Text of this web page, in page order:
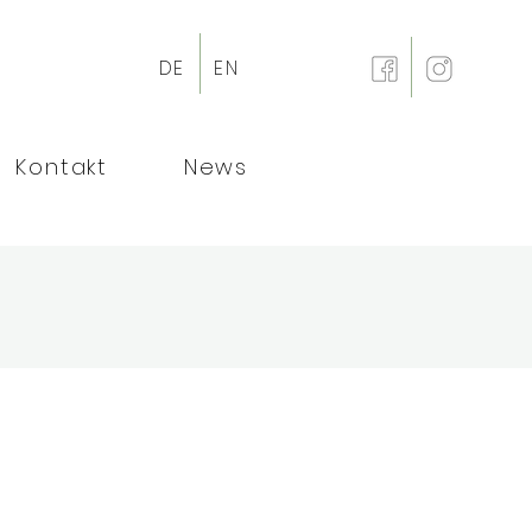
DE EN
Kontakt News